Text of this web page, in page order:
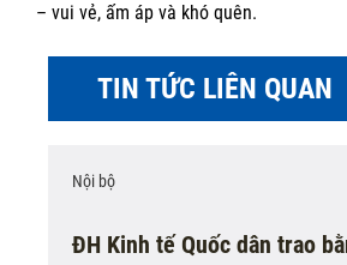
– vui vẻ, ấm áp và khó quên.
TIN TỨC LIÊN QUAN
Nội bộ
ĐH Kinh tế Quốc dân trao